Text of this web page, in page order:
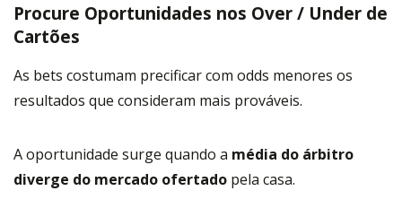
Procure Oportunidades nos Over / Under de
Cartões
As bets costumam precificar com odds menores os
resultados que consideram mais prováveis.
A oportunidade surge quando a média do árbitro
diverge do mercado ofertado pela casa.